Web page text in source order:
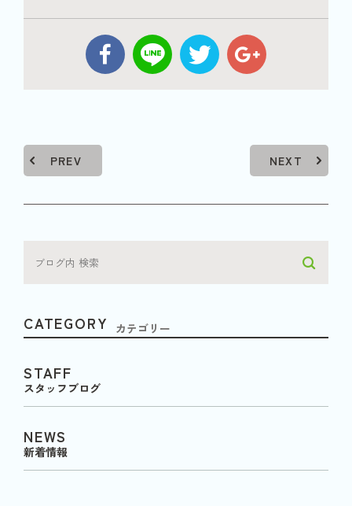
PREV NEXT
CATEGORY カテゴリー
STAFF
スタッフブログ
NEWS
新着情報